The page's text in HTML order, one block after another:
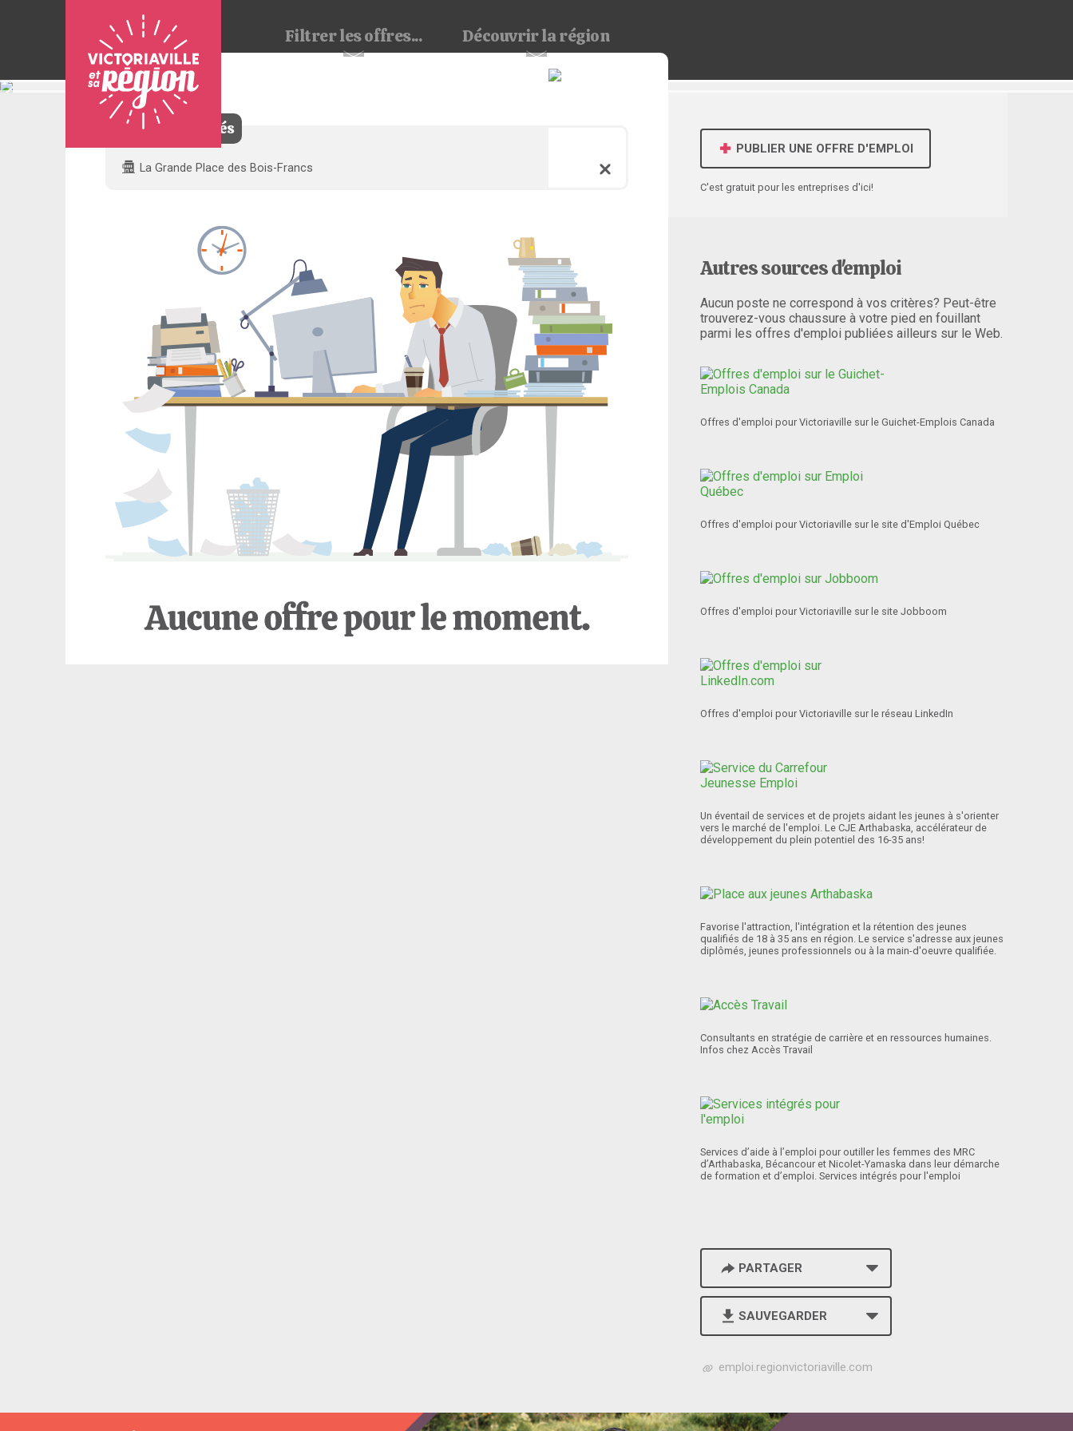
Filtrerles offres... Découvrirla région
Pour
0 offre trouvée
Filtres appliqués
La Grande Place des Bois-Francs
PUBLIER UNE OFFRE D'EMPLOI
C'est gratuit pour les entreprises d'ici!
Autres sources d'emploi
Aucun poste ne correspond à vos critères? Peut-être
trouverez-vous chaussure à votre pied en fouillant
parmi les offres d'emploi publiées ailleurs sur le Web.
Offres d'emploi pour Victoriaville sur le Guichet-Emplois Canada
Offres d'emploi pour Victoriaville sur le site d'Emploi Québec
Offres d'emploi pour Victoriaville sur le site Jobboom
Offres d'emploi pour Victoriaville sur le réseau LinkedIn
Un éventail de services et de projets aidant les jeunes à s'orienter
vers le marché de l'emploi. Le CJE Arthabaska, accélérateur de
développement du plein potentiel des 16-35 ans!
Favorise l'attraction, l'intégration et la rétention des jeunes
qualifiés de 18 à 35 ans en région. Le service s'adresse aux jeunes
diplômés, jeunes professionnels ou à la main-d'oeuvre qualifiée.
Consultants en stratégie de carrière et en ressources humaines.
Infos chez Accès Travail
Services d’aide à l’emploi pour outiller les femmes des MRC
d’Arthabaska, Bécancour et Nicolet-Yamaska dans leur démarche
de formation et d’emploi. Services intégrés pour l'emploi
PARTAGER
SAUVEGARDER
h
p
s
emploi.regionvictoriaville.com